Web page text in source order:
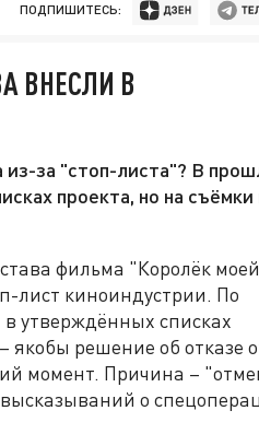
ПОДПИШИТЕСЬ:
ВНЕСЛИ В
из-за "стоп-листа"? В
проекта, но на съёмки
фильма "Королёк моей
лист киноиндустрии. По
утверждённых списках
якобы решение об отказе
момент. Причина –
о